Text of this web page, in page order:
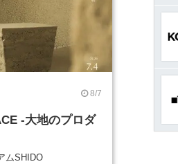
8/7
-大地のプロダ
ムSHIDO